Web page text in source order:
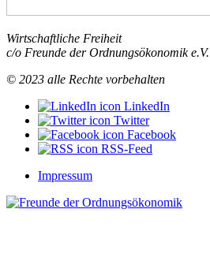
Wirtschaftliche Freiheit
c/o Freunde der Ordnungsökonomik e.V.
© 2023 alle Rechte vorbehalten
LinkedIn
Twitter
Facebook
RSS-Feed
Impressum